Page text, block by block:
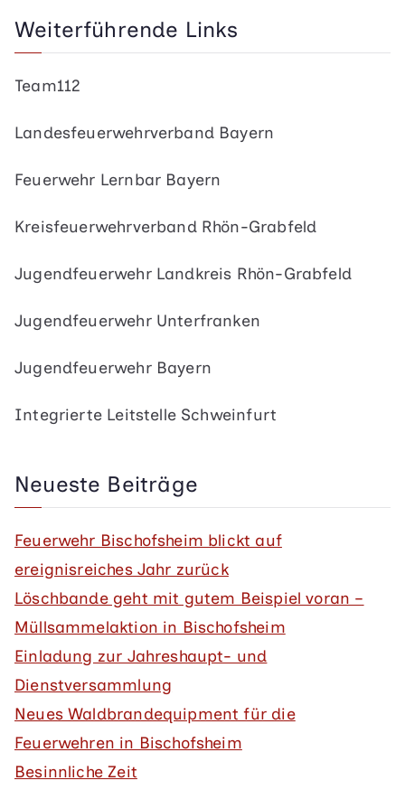
Weiterführende Links
Team112
Landesfeuerwehrverband Bayern
Feuerwehr Lernbar Bayern
Kreisfeuerwehrverband Rhön-Grabfeld
Jugendfeuerwehr Landkreis Rhön-Grabfeld
Jugendfeuerwehr Unterfranken
Jugendfeuerwehr Bayern
Integrierte Leitstelle Schweinfurt
Neueste Beiträge
Feuerwehr Bischofsheim blickt auf
ereignisreiches Jahr zurück
Löschbande geht mit gutem Beispiel voran –
Müllsammelaktion in Bischofsheim
Einladung zur Jahreshaupt- und
Dienstversammlung
Neues Waldbrandequipment für die
Feuerwehren in Bischofsheim
Besinnliche Zeit